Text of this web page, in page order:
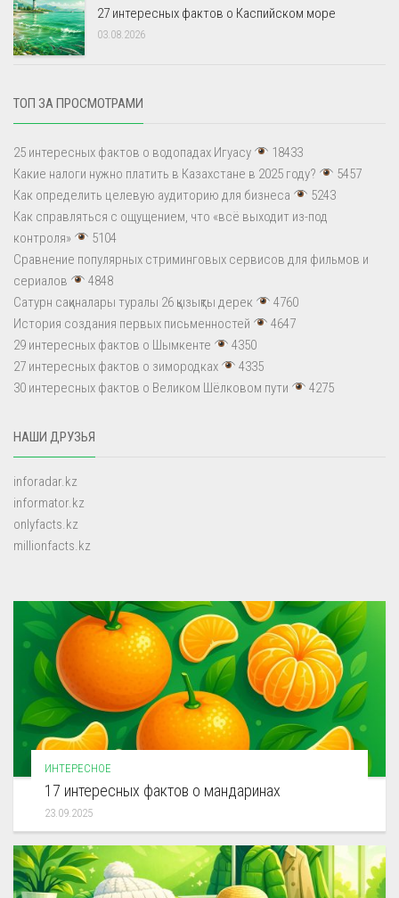
27 интересных фактов о Каспийском море
03.08.2026
ТОП ЗА ПРОСМОТРАМИ
25 интересных фактов о водопадах Игуасу
18433
Какие налоги нужно платить в Казахстане в 2025 году?
5457
Как определить целевую аудиторию для бизнеса
5243
Как справляться с ощущением, что «всё выходит из-под
контроля»
5104
Сравнение популярных стриминговых сервисов для фильмов и
сериалов
4848
Сатурн сақиналары туралы 26 қызықты дерек
4760
История создания первых письменностей
4647
29 интересных фактов о Шымкенте
4350
27 интересных фактов о зимородках
4335
30 интересных фактов о Великом Шёлковом пути
4275
НАШИ ДРУЗЬЯ
inforadar.kz
informator.kz
onlyfacts.kz
millionfacts.kz
ИНТЕРЕСНОЕ
17 интересных фактов о мандаринах
23.09.2025